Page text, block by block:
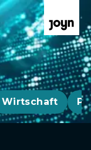
Wirtschaft